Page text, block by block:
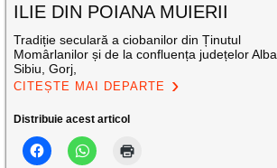
ILIE DIN POIANA MUIERII
Tradiție seculară a ciobanilor din Ținutul
Momârlanilor și de la confluența județelor Alba,
Sibiu, Gorj,
CITEȘTE MAI DEPARTE
Distribuie acest articol